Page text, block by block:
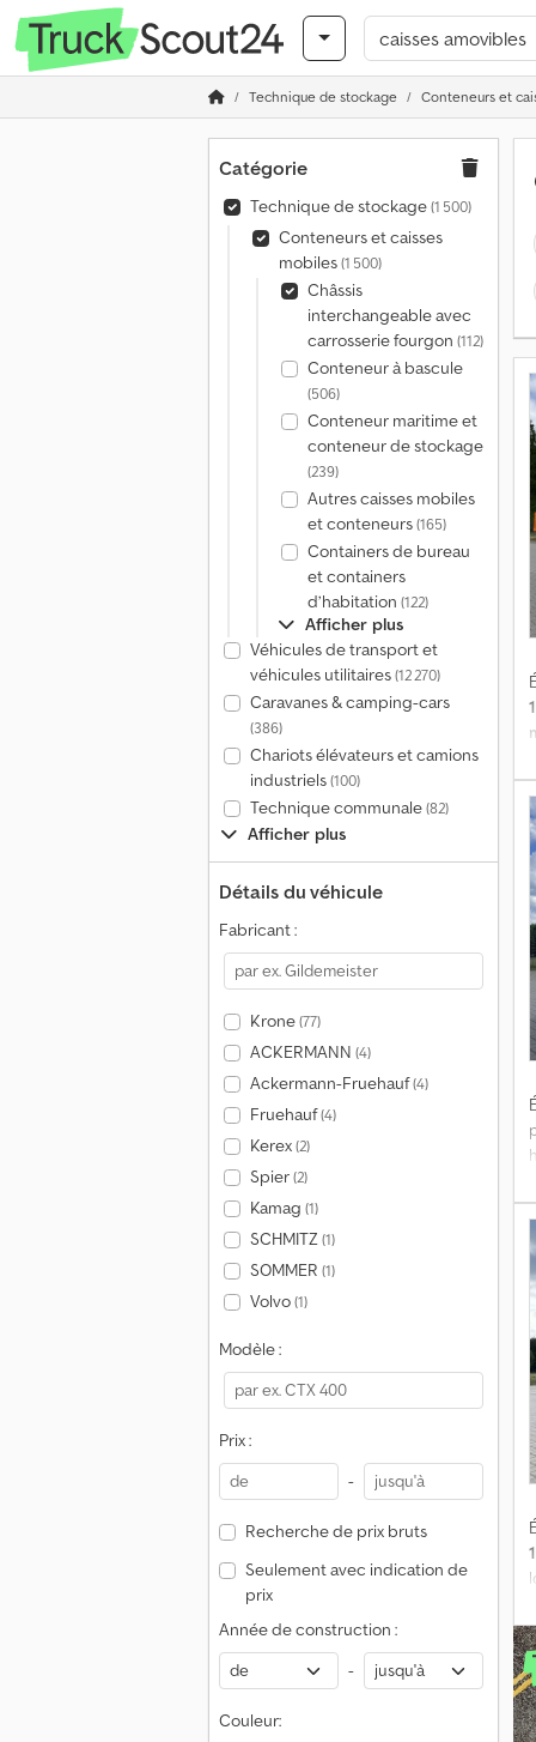
Technique de stockage Conteneurs et
Catégorie
Technique de stockage(1 500)
Conteneurs et caisses
mobiles(1 500)
Châssis
interchangeable avec
carrosserie fourgon (112)
Conteneur à bascule
(506)
Conteneur maritime et
conteneur de stockage
(239)
Autres caisses mobiles
et conteneurs(165)
Containers de bureau
et containers
d’habitation (122)
Afficher plus
Véhicules de transport et
véhicules utilitaires(12 270)
Caravanes & camping-cars
(386)
Chariots élévateurs et camions
industriels(100)
Technique communale(82)
Afficher plus
Détails du véhicule
Fabricant :
Krone(77)
ACKERMANN (4)
Ackermann-Fruehauf(4)
Fruehauf(4)
Kerex(2)
Spier(2)
Kamag (1)
SCHMITZ(1)
SOMMER (1)
Volvo(1)
Modèle :
Prix :
-
Recherche de prix bruts
Seulement avec indication de
prix
Année de construction :
-
Couleur: